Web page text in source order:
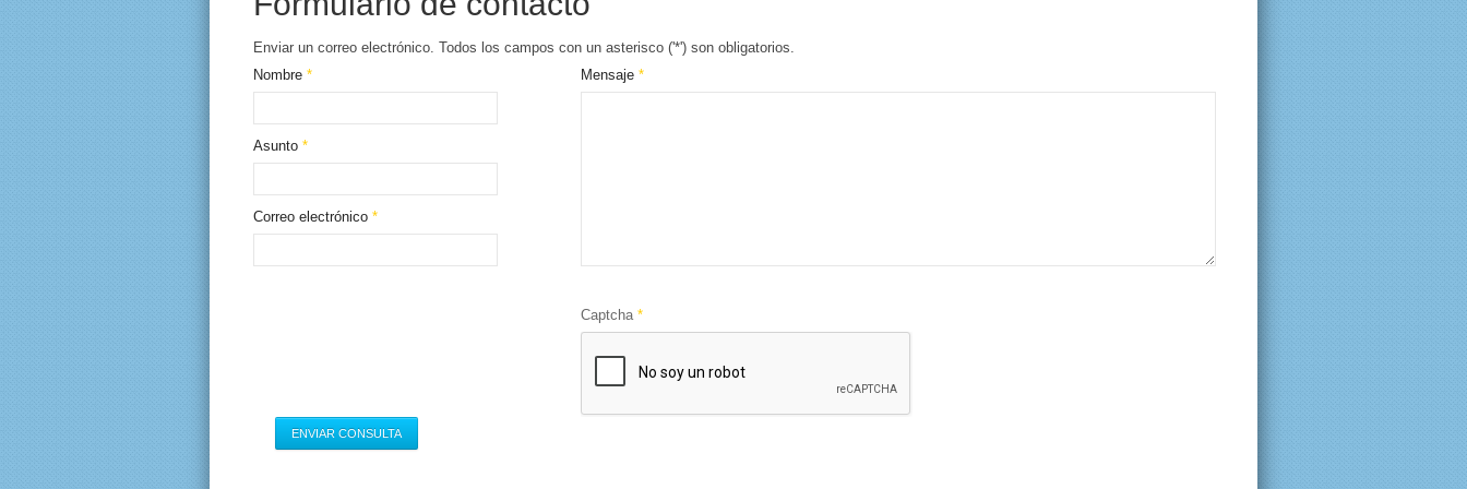
Enviar un correo electrónico. Todos los campos con un asterisco ('*') son obligatorios.
Nombre *
Asunto *
Correo electrónico *
Mensaje *
Captcha*
ENVIAR CONSULTA